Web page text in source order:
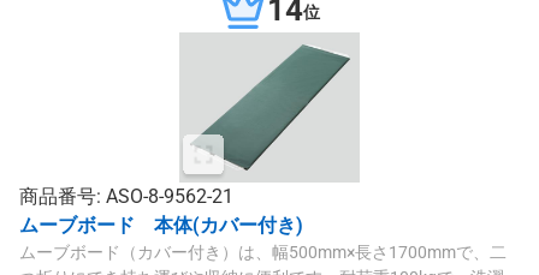
14位
商品番号: ASO-8-9562-21
ムーブボード 本体(カバー付き)
ムーブボード（カバー付き）は、幅500mm×長さ1700mmで、二